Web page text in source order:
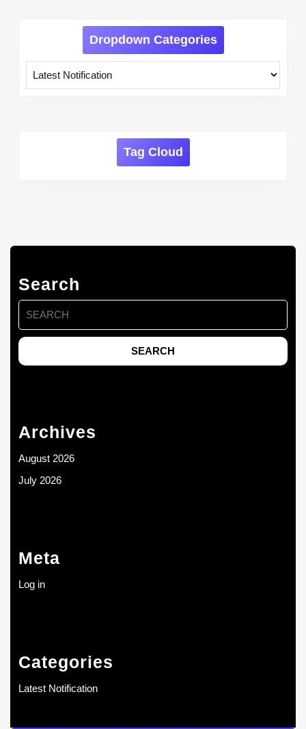
Dropdown Categories
Tag Cloud
Search
Search
for:
Archives
August 2026
July 2026
Meta
Log in
Categories
Latest Notification